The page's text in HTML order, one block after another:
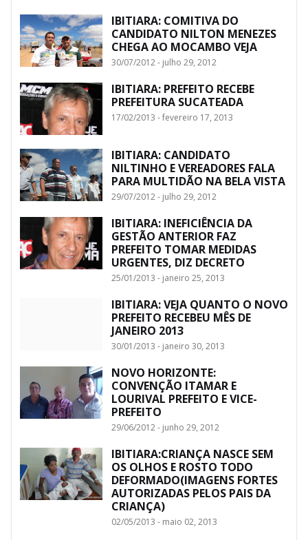
IBITIARA: COMITIVA DO
CANDIDATO NILTON MENEZES
CHEGA AO MOCAMBO VEJA
30/07/2012 - julho 29, 2012
IBITIARA: PREFEITO RECEBE
PREFEITURA SUCATEADA
17/02/2013 - fevereiro 17, 2013
IBITIARA: CANDIDATO
NILTINHO E VEREADORES FALA
PARA MULTIDÃO NA BELA VISTA
29/07/2012 - julho 29, 2012
IBITIARA: INEFICIÊNCIA DA
GESTÃO ANTERIOR FAZ
PREFEITO TOMAR MEDIDAS
URGENTES, DIZ DECRETO
25/01/2013 - janeiro 25, 2013
IBITIARA: VEJA QUANTO O NOVO
PREFEITO RECEBEU MÊS DE
JANEIRO 2013
30/01/2013 - janeiro 30, 2013
NOVO HORIZONTE:
CONVENÇÃO ITAMAR E
LOURIVAL PREFEITO E VICE-
PREFEITO
29/06/2012 - junho 29, 2012
IBITIARA:CRIANÇA NASCE SEM
OS OLHOS E ROSTO TODO
DEFORMADO(IMAGENS FORTES
AUTORIZADAS PELOS PAIS DA
CRIANÇA)
02/05/2013 - maio 02, 2013